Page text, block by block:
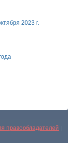
2023 г.
правообладателей |